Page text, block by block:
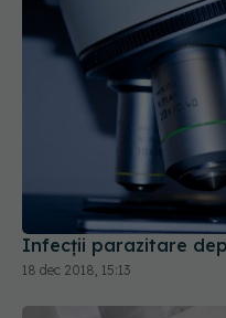
Infecții parazitare
18 dec 2018, 15:13